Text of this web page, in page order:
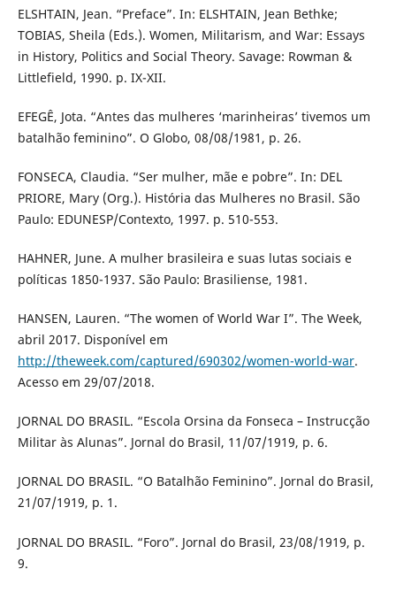
ELSHTAIN, Jean. “Preface”. In: ELSHTAIN, Jean Bethke;
TOBIAS, Sheila (Eds.). Women, Militarism, and War: Essays
in History, Politics and Social Theory. Savage: Rowman &
Littlefield, 1990. p. IX-XII.
EFEGÊ, Jota. “Antes das mulheres ‘marinheiras’ tivemos um
batalhão feminino”. O Globo, 08/08/1981, p. 26.
FONSECA, Claudia. “Ser mulher, mãe e pobre”. In: DEL
PRIORE, Mary (Org.). História das Mulheres no Brasil. São
Paulo: EDUNESP/Contexto, 1997. p. 510-553.
HAHNER, June. A mulher brasileira e suas lutas sociais e
políticas 1850-1937. São Paulo: Brasiliense, 1981.
HANSEN, Lauren. “The women of World War I”. The Week,
abril 2017. Disponível em
http://theweek.com/captured/690302/women-world-war.
Acesso em 29/07/2018.
JORNAL DO BRASIL. “Escola Orsina da Fonseca – Instrucção
Militar às Alunas”. Jornal do Brasil, 11/07/1919, p. 6.
JORNAL DO BRASIL. “O Batalhão Feminino”. Jornal do Brasil,
21/07/1919, p. 1.
JORNAL DO BRASIL. “Foro”. Jornal do Brasil, 23/08/1919, p.
9.